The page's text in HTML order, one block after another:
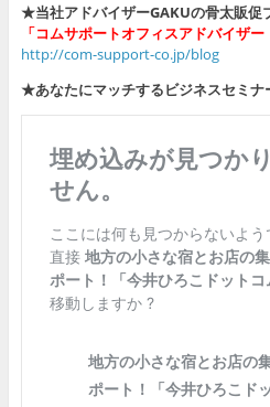
★当社アドバイザーGAKUの骨太販
「コムサポートオフィスアドバイザ
http://com-support-co.jp/blog
★あなたにマッチするビジネスセミ